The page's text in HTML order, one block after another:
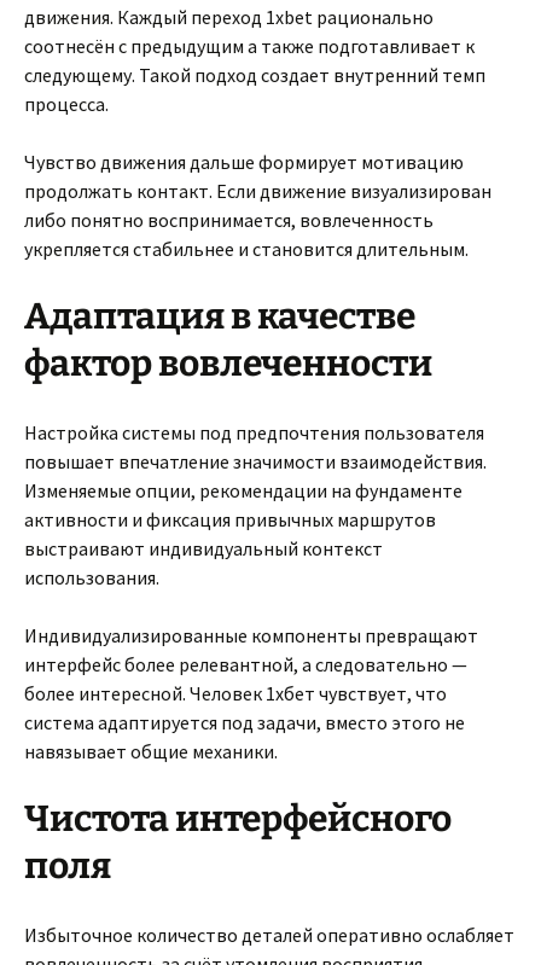
движения. Каждый переход 1xbet рационально
соотнесён с предыдущим а также подготавливает к
следующему. Такой подход создает внутренний темп
процесса.
Чувство движения дальше формирует мотивацию
продолжать контакт. Если движение визуализирован
либо понятно воспринимается, вовлеченность
укрепляется стабильнее и становится длительным.
Адаптация в качестве
фактор вовлеченности
Настройка системы под предпочтения пользователя
повышает впечатление значимости взаимодействия.
Изменяемые опции, рекомендации на фундаменте
активности и фиксация привычных маршрутов
выстраивают индивидуальный контекст
использования.
Индивидуализированные компоненты превращают
интерфейс более релевантной, а следовательно —
более интересной. Человек 1хбет чувствует, что
система адаптируется под задачи, вместо этого не
навязывает общие механики.
Чистота интерфейсного
поля
Избыточное количество деталей оперативно ослабляет